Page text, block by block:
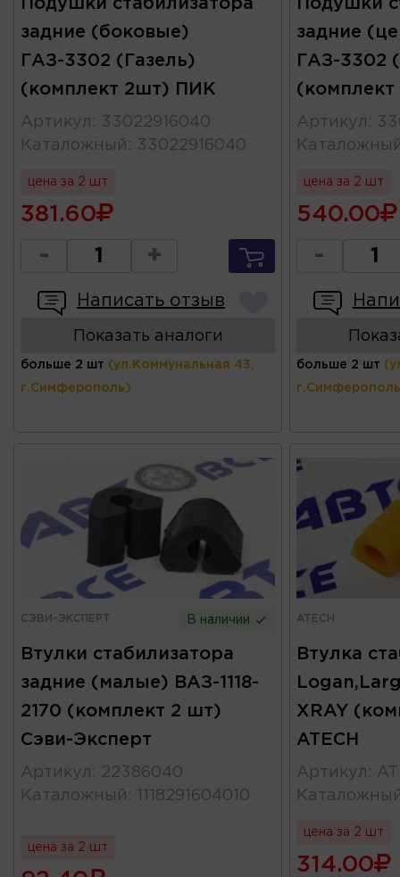
Подушки стабилизатора
задние (боковые)
ГАЗ-3302 (Газель)
(комплект 2шт) ПИК
Артикул : 33022916040
Каталожный : 33022916040
цена за 2 шт
381.60
- +
Написать отзыв
Показать аналоги
больше 2 шт (ул.Коммунальная 43,
г.Симферополь)
Подушки
задние
ГАЗ-3302
Артикул :
цена за 2 шт
540.00
-
больше 2 шт
СЭВИ-ЭКСПЕРТ В наличии
Втулки стабилизатора
задние (малые) ВАЗ-1118-
2170 (комплект 2 шт)
Сэви-Эксперт
Артикул : 22386040
Каталожный : 1118291604010
цена за 2 шт
ATECH
Втулка
XRAY
ATECH
Артикул :
цена за 2 шт
314.00